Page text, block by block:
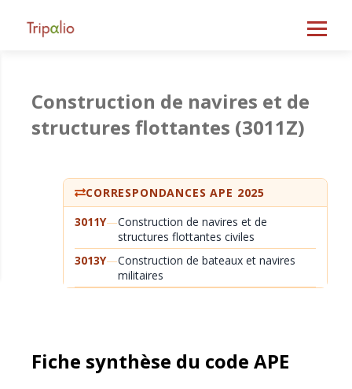
Construction de navires et de
structures flottantes (3011Z)
CORRESPONDANCES APE 2025
3011Y—Construction de navires et de
structures flottantes civiles
3013Y—Construction de bateaux et navires
militaires
Fiche synthèse du code APE